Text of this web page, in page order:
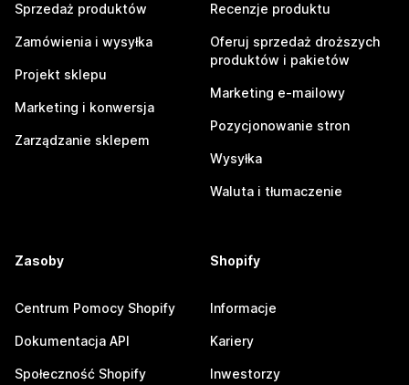
Sprzedaż produktów
Zamówienia i wysyłka
Projekt sklepu
Marketing i konwersja
Zarządzanie sklepem
Recenzje produktu
Oferuj sprzedaż droższych
produktów i pakietów
Marketing e-mailowy
Pozycjonowanie stron
Wysyłka
Waluta i tłumaczenie
Zasoby
Centrum Pomocy Shopify
Dokumentacja API
Społeczność Shopify
Shopify
Informacje
Kariery
Inwestorzy